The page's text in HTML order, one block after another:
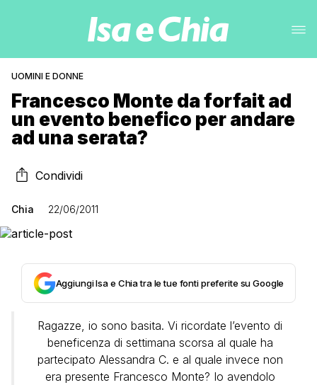
UOMINI E DONNE
Francesco Monte da forfait ad
un evento benefico per andare
ad una serata?
Condividi
Chia 22/06/2011
Aggiungi Isa e Chia tra le tue fonti preferite su Google
Ragazze, io sono basita. Vi ricordate l’evento di
beneficenza di settimana scorsa al quale ha
partecipato Alessandra C. e al quale invece non
era presente Francesco Monte? Io avendolo